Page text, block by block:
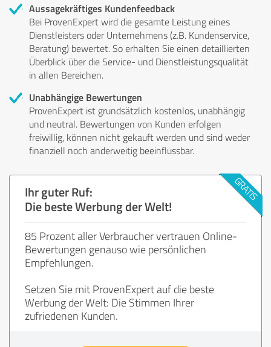
Aussagekräftiges Kundenfeedback
Bei ProvenExpert wird die gesamte Leistung eines
Dienstleisters oder Unternehmens (z.B. Kundenservice,
Beratung) bewertet. So erhalten Sie einen detaillierten
Überblick über die Service- und Dienstleistungsqualität
in allen Bereichen.
Unabhängige Bewertungen
ProvenExpert ist grundsätzlich kostenlos, unabhängig
und neutral. Bewertungen von Kunden erfolgen
freiwillig, können nicht gekauft werden und sind weder
finanziell noch anderweitig beeinflussbar.
Ihr guter Ruf:
Die beste Werbung der Welt!
85 Prozent aller Verbraucher vertrauen Online-
Bewertungen genauso wie persönlichen
Empfehlungen.
Setzen Sie mit ProvenExpert auf die beste
Werbung der Welt: Die Stimmen Ihrer
zufriedenen Kunden.